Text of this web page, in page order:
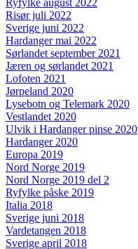
Ryfylke august 2022
Risør juli 2022
Sverige juni 2022
Hardanger mai 2022
Sørlandet september 2021
Jæren og sørlandet 2021
Lofoten 2021
Jørpeland 2020
Lysebotn og Telemark 2020
Vestlandet 2020
Ulvik i Hardanger pinse 2020
Hardanger 2020
Europa 2019
Nord Norge 2019
Nord Norge 2019 del 2
Ryfylke påske 2019
Italia 2018
Sverige juni 2018
Vardetangen 2018
Sverige april 2018